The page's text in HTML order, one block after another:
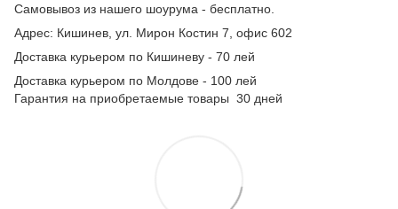
Самовывоз из нашего шоурума - бесплатно.
Адрес: Кишинев, ул. Мирон Костин 7, офис 602
Доставка курьером по Кишиневу - 70 лей
Доставка курьером по Молдове - 100 лей
Гарантия на приобретаемые товары 30 дней